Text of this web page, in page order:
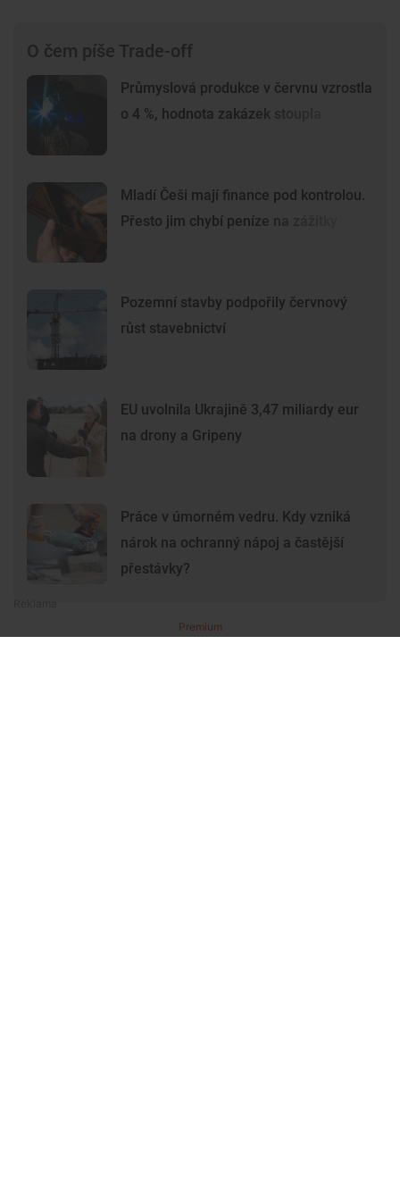
O čem píše Trade-off
Průmyslová produkce v červnu vzrostla
o 4 %, hodnota zakázek stoupla
Mladí Češi mají finance pod kontrolou.
Přesto jim chybí peníze na zážitky
Pozemní stavby podpořily červnový
růst stavebnictví
EU uvolnila Ukrajině 3,47 miliardy eur
na drony a Gripeny
Práce v úmorném vedru. Kdy vzniká
nárok na ochranný nápoj a častější
přestávky?
Premium